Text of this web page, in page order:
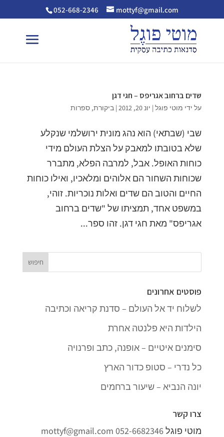
052-668-2346 mottyf@gmail.com
שדים ברחוב אגריפס – חגי דגן
על ידי מוטי פוגל| יונ 20, 2012 | ביקורת, ספרות
שבי (שבתאי) הוא נהג מונית ירושלמי שנקלע
שלא בטובתו למאבק על הצלת העולם מידי
כוחות האופל. אבל, למרבה הפלא, מתברר
שכוחות השחור הם אלוהים ומלאכיו, ואילו כוחות
החיים והטוב הם שדים ואלות נוכריות. זוהי,
במשפט אחד, תמציתו של "שדים ברחוב
אגריפס" מאת חגי דגן. זהו ספר...
פוסטים אחרונים
לשלוח יד אל העולם – סדנת קריאה וכתיבה
הילדות היא פלנטה אחרת
סימנים איטיים – אופנה, כתב ופרנויה
כל נדרי – סטופ כדור הארץ
יונה הנביא – שיעור ברחמים
צרו קשר
מוטי פוגל052-6682346
mottyf@gmail.com